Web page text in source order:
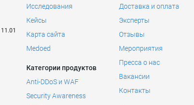
11.01
Исследования
Кейсы
Карта сайта
Medoed
Категории продуктов
Anti-DDoS и WAF
Security Awareness
Доставка и оплата
Эксперты
Отзывы
Мероприятия
Пресса о нас
Вакансии
Контакты